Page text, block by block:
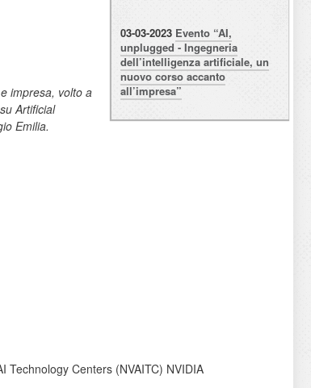
03-03-2023 Evento “AI,
unplugged - Ingegneria
dell’intelligenza artificiale, un
nuovo corso accanto
all’impresa”
impresa, volto a
Artificial
Emilia.
Technology Centers (NVAITC) NVIDIA